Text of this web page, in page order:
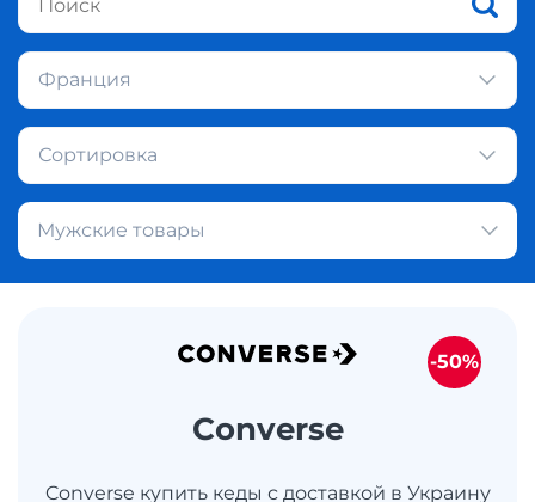
Франция
Сортировка
Мужские товары
Converse
Converse купить кеды с доставкой в ​​Украину
-50%